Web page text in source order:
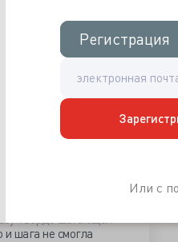
Регистрация
Регистрация
Или с
как оказалось,
решили, что, во-
во-вторых,
Повторюсь, что за
мучилась с моими
терпела и
неплохо, кроме
врачей,
А на ногу
перевязок.
что мечты
тем медленнее
пела! Сердце так и
твёрдо шагающей
и шага не смогла